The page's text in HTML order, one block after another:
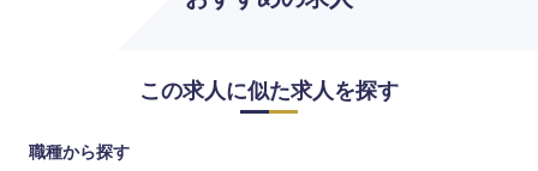
この求人に似た求人を探す
職種から探す
九州・沖縄
福岡県